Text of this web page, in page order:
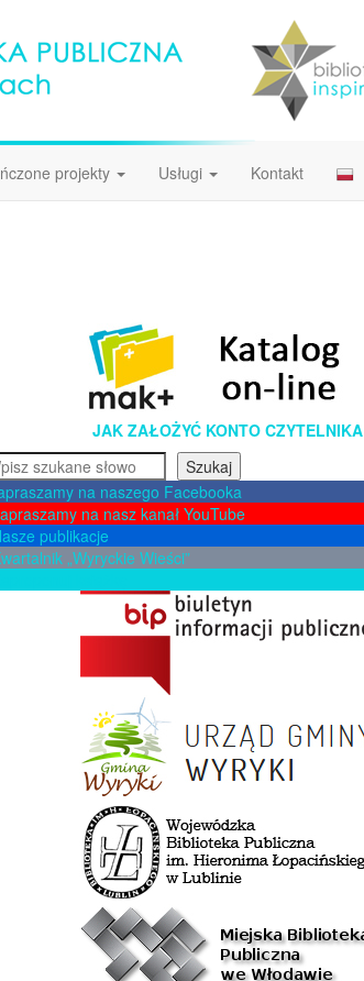
projekty Usługi Kontakt
JAK ZAŁOŻYĆ KONTO CZYTELNIKA
Szukaj
na naszego Facebooka
na nasz kanał YouTube
publikacje
„Wyryckie Wieści”